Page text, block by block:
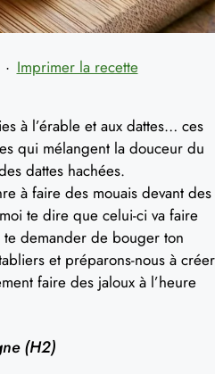
· Imprimer la recette
à l’érable et aux dattes… ces
qui mélangent la douceur du
dattes hachées.
à faire des mouais devant des
te dire que celui-ci va faire
demander de bouger ton
et préparons-nous à créer
faire des jaloux à l’heure
(H2)